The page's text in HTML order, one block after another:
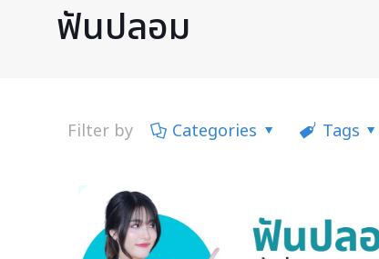
ฟันปลอม
Filter by Categories Tags